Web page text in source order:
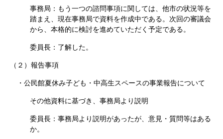
事務局：もう一つの諮問事項に関しては、他市の状況等を
踏まえ、現在事務局で資料を作成中である。次回の審議会
から、本格的に検討を進めていただく予定である。
委員長：了解した。
（２）報告事項
・公民館夏休み子ども・中高生スペースの事業報告について
その他資料に基づき、事務局より説明
委員長：事務局より説明があったが、意見・質問等はある
か。